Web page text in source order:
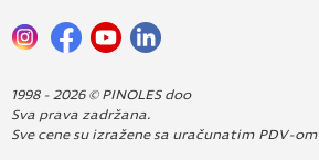
1998 - 2026 © PINOLES doo
Sva prava zadržana.
Sve cene su izražene sa uračunatim PDV-